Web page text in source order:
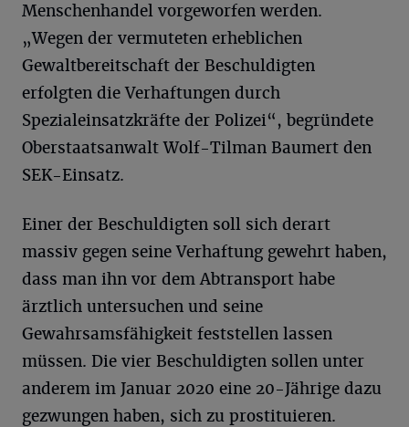
Menschenhandel vorgeworfen werden.
„Wegen der vermuteten erheblichen
Gewaltbereitschaft der Beschuldigten
erfolgten die Verhaftungen durch
Spezialeinsatzkräfte der Polizei“, begründete
Oberstaatsanwalt Wolf-Tilman Baumert den
SEK-Einsatz.
Einer der Beschuldigten soll sich derart
massiv gegen seine Verhaftung gewehrt haben,
dass man ihn vor dem Abtransport habe
ärztlich untersuchen und seine
Gewahrsamsfähigkeit feststellen lassen
müssen. Die vier Beschuldigten sollen unter
anderem im Januar 2020 eine 20-Jährige dazu
gezwungen haben, sich zu prostituieren.